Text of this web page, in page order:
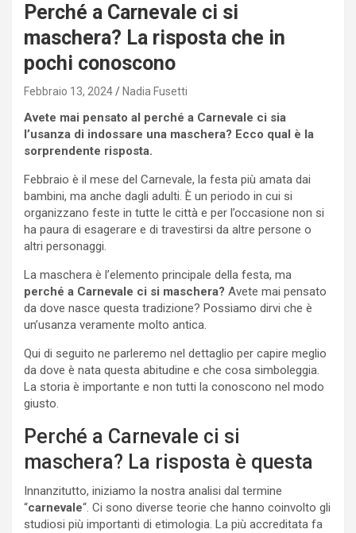
Perché a Carnevale ci si
maschera? La risposta che in
pochi conoscono
Febbraio 13, 2024 Nadia Fusetti
Avete mai pensato al perché a Carnevale ci sia
l’usanza di indossare una maschera? Ecco qual è la
sorprendente risposta.
Febbraio è il mese del Carnevale, la festa più amata dai
bambini, ma anche dagli adulti. È un periodo in cui si
organizzano feste in tutte le città e per l’occasione non si
ha paura di esagerare e di travestirsi da altre persone o
altri personaggi.
La maschera è l’elemento principale della festa, ma
perché a Carnevale ci si maschera? Avete mai pensato
da dove nasce questa tradizione? Possiamo dirvi che è
un’usanza veramente molto antica.
Qui di seguito ne parleremo nel dettaglio per capire meglio
da dove è nata questa abitudine e che cosa simboleggia.
La storia è importante e non tutti la conoscono nel modo
giusto.
Perché a Carnevale ci si
maschera? La risposta è questa
Innanzitutto, iniziamo la nostra analisi dal termine
“carnevale“. Ci sono diverse teorie che hanno coinvolto gli
studiosi più importanti di etimologia. La più accreditata fa